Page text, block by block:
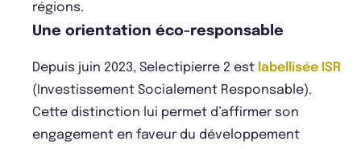
régions.
Une orientation éco-responsable
Depuis juin 2023, Selectipierre 2 est labellisée ISR
(Investissement Socialement Responsable).
Cette distinction lui permet d’affirmer son
engagement en faveur du développement